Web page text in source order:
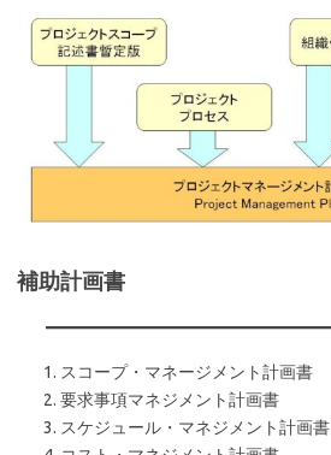
補助計画書
スコープ・マネージメント計画書
要求事項マネジメント計画書
スケジュール・マネジメント計画書